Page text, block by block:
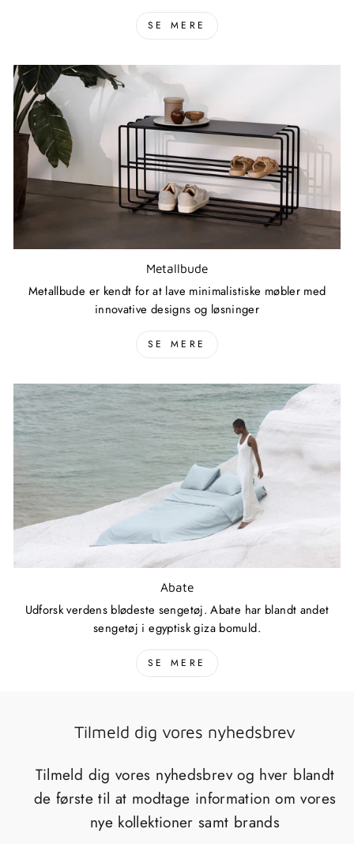
SE MERE
Metallbude
Metallbude er kendt for at lave minimalistiske møbler med
innovative designs og løsninger
SE MERE
Abate
Udforsk verdens blødeste sengetøj. Abate har blandt andet
sengetøj i egyptisk giza bomuld.
SE MERE
Tilmeld dig vores nyhedsbrev
Tilmeld dig vores nyhedsbrev og hver blandt
de første til at modtage information om vores
nye kollektioner samt brands